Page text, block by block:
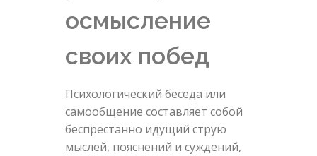
осмысление
своих побед
Психологический беседа или
самообщение составляет собой
беспрестанно идущий струю
мыслей, пояснений и суждений,